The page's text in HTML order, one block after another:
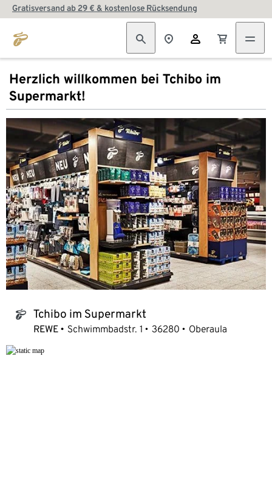
Gratisversand ab 29 € & kostenlose Rücksendung
Herzlich willkommen bei Tchibo im
Supermarkt!
tchibo_logo Tchibo im Supermarkt
REWE Schwimmbadstr. 1 36280 Oberaula